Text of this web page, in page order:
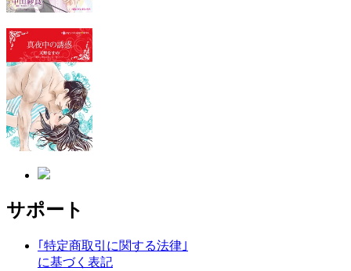
サポート
｢特定商取引に関する法律｣
に基づく表記